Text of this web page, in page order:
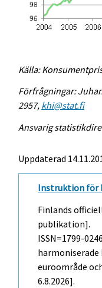
Källa:
Förfrågningar:
2957, khi@stat.fi
Ansvarig
Uppdaterad
Instruktion för
Finlands
publikation].
ISSN=1799-
harmoniserade
euroområde
6.8.2026].